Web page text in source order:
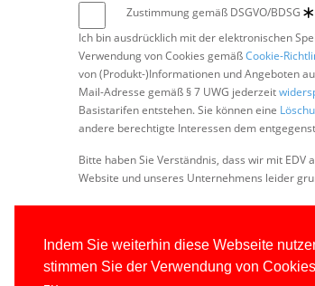
Indem Sie weiterhin diese Webseite
stimmen Sie der Verwendung von Cookies
Zustimmung gemäß DSGVO/BDSG
Ich bin ausdrücklich mit der elektronischen
Verwendung von Cookies gemäßCookie-
von (Produkt-)Informationen und Angeboten
Mail-Adresse gemäß § 7 UWG jederzeit
Basistarifen entstehen. Sie können eine
andere berechtigte Interessen dem
Bitte haben Sie Verständnis, dass wir mit
Website und unseres Unternehmens leider
Zur Vermeidung von Spam-Bot-Anmeldungen
4 +4ergibt